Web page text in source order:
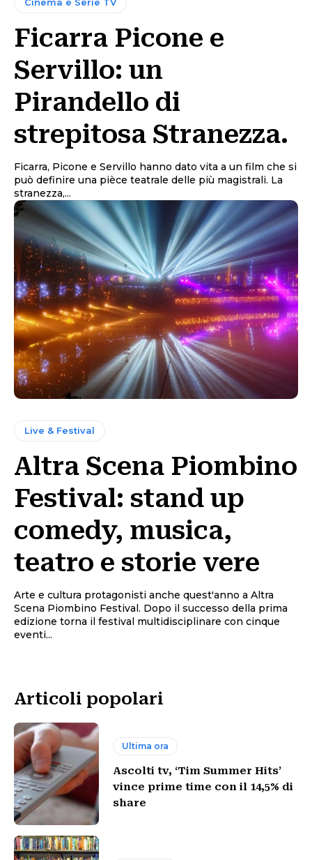
Ficarra Picone e
Servillo: un
Pirandello di
strepitosa Stranezza.
Ficarra, Picone e Servillo hanno dato vita a un film che si
può definire una pièce teatrale delle più magistrali. La
stranezza,...
Live & Festival
Altra Scena Piombino
Festival: stand up
comedy, musica,
teatro e storie vere
Arte e cultura protagonisti anche quest'anno a Altra
Scena Piombino Festival. Dopo il successo della prima
edizione torna il festival multidisciplinare con cinque
eventi...
Articoli popolari
Ultima ora
Ascolti tv, ‘Tim Summer Hits’
vince prime time con il 14,5% di
share